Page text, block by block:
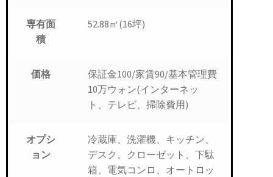
専有面
積
52.88㎡(16坪)
価格
保証金100/家賃90/基本管理費
10万ウォン(インターネッ
ト、テレビ、掃除費用)
オプシ
ョン
冷蔵庫、洗濯機、キッチン、
デスク、クローゼット、下駄
箱、電気コンロ、オートロッ